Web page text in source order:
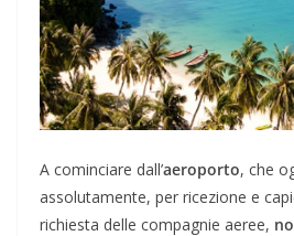
A cominciare dall’aeroporto, che
assolutamente, per ricezione e
richiesta delle compagnie aeree,